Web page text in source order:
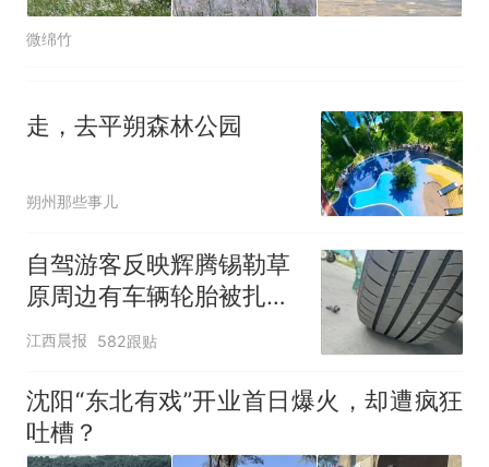
微绵竹
走，去平朔森林公园
朔州那些事儿
自驾游客反映辉腾锡勒草
原周边有车辆轮胎被扎，
修理店铺换胎价格高达千
元，官方发布情况通报
江西晨报 582跟贴
沈阳“东北有戏”开业首日爆火，却遭疯狂
吐槽？